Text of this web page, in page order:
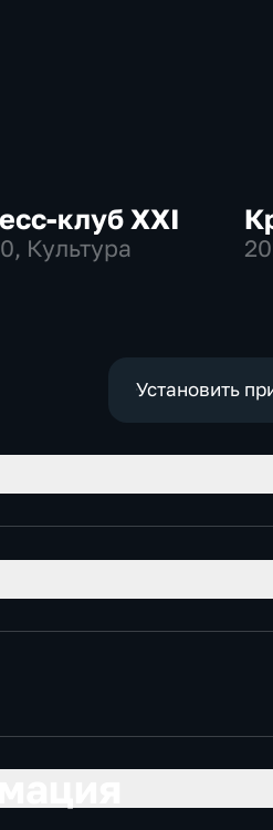
клуб ХХI
, Культура
Установить